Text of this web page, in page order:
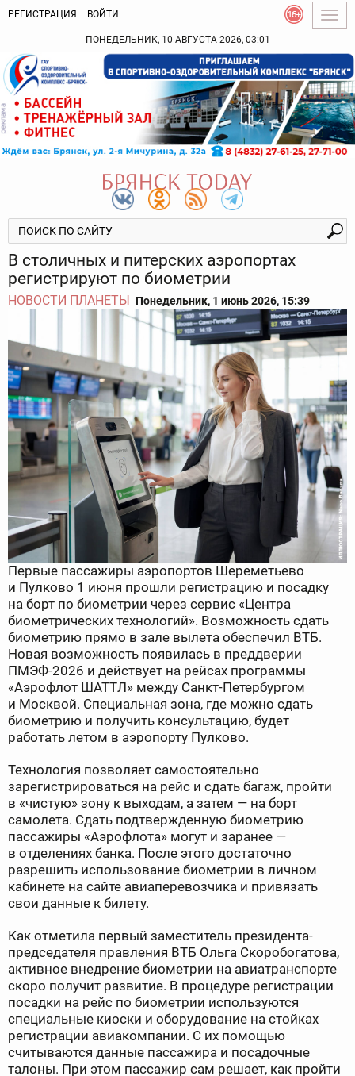
РЕГИСТРАЦИЯ ВОЙТИ
ПОНЕДЕЛЬНИК, 10 АВГУСТА 2026, 03:01
В столичных и питерских аэропортах
регистрируют по биометрии
НОВОСТИ ПЛАНЕТЫ Понедельник, 1 июнь 2026, 15:39
Первые пассажиры аэропортов Шереметьево
и Пулково 1 июня прошли регистрацию и посадку
на борт по биометрии через сервис «Центра
биометрических технологий». Возможность сдать
биометрию прямо в зале вылета обеспечил ВТБ.
Новая возможность появилась в преддверии
ПМЭФ-2026 и действует на рейсах программы
«Аэрофлот ШАТТЛ» между Санкт-Петербургом
и Москвой. Специальная зона, где можно сдать
биометрию и получить консультацию, будет
работать летом в аэропорту Пулково.
Технология позволяет самостоятельно
зарегистрироваться на рейс и сдать багаж, пройти
в «чистую» зону к выходам, а затем — на борт
самолета. Сдать подтвержденную биометрию
пассажиры «Аэрофлота» могут и заранее —
в отделениях банка. После этого достаточно
разрешить использование биометрии в личном
кабинете на сайте авиаперевозчика и привязать
свои данные к билету.
Как отметила первый заместитель президента-
председателя правления ВТБ Ольга Скоробогатова,
активное внедрение биометрии на авиатранспорте
скоро получит развитие. В процедуре регистрации
посадки на рейс по биометрии используются
специальные киоски и оборудование на стойках
регистрации авиакомпании. С их помощью
считываются данные пассажира и посадочные
талоны. При этом пассажир сам решает, как пройти